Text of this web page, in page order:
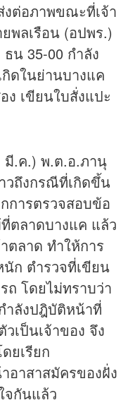
ต่อภาพขณะที่เจ้า
พลเรือน (อปพร.)
น 35-00 กำลัง
ดในย่านบางแค
ง เขียนใบสั่งแปะ
มี.ค.) พ.ต.อ.ภานุ
วถึงกรณีที่เกิดขึ้น
การตรวจสอบข้อ
ที่ตลาดบางแค แล้ว
ตลาด ทำให้การ
ก ตำรวจที่เขียน
ถ โดยไม่ทราบว่า
ำลังปฎิบัติหน้าที่
เป็นเจ้าของ จึง
ยเรียก
อาสาสมัครของฝั่ง
จกันแล้ว